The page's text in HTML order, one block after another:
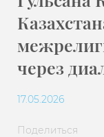
через
17.05.2026
Поделиться